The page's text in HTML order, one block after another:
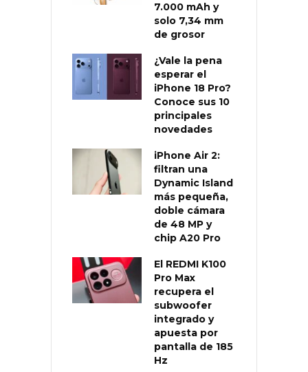
7.000 mAh y
solo 7,34 mm
de grosor
¿Vale la pena
esperar el
iPhone 18 Pro?
Conoce sus 10
principales
novedades
iPhone Air 2:
filtran una
Dynamic Island
más pequeña,
doble cámara
de 48 MP y
chip A20 Pro
El REDMI K100
Pro Max
recupera el
subwoofer
integrado y
apuesta por
pantalla de 185
Hz